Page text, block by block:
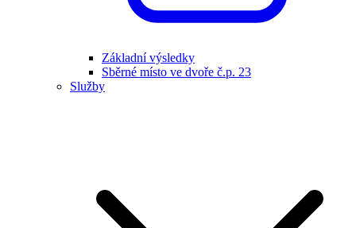
Základní výsledky
Sběrné místo ve dvoře č.p. 23
Služby